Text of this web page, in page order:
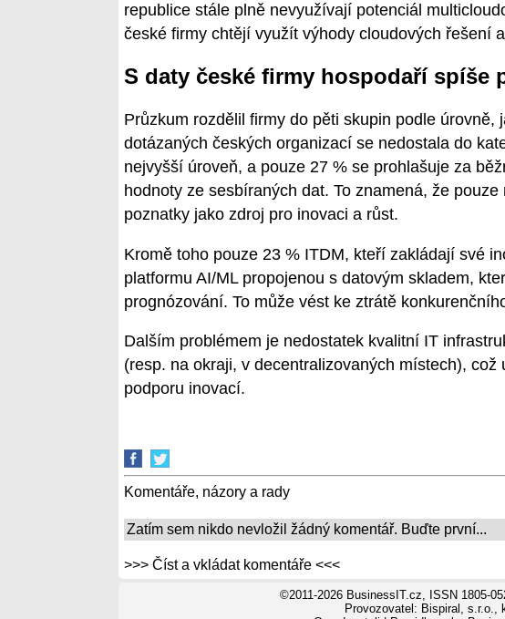
republice stále plně nevyužívají potenciál
české firmy chtějí využít výhody cloudových řešení
S daty české firmy hospodaří spíše
Průzkum rozdělil firmy do pěti skupin podle úrovně,
dotázaných českých organizací se nedostala do
nejvyšší úroveň, a pouze 27 % se prohlašuje za
hodnoty ze sesbíraných dat. To znamená, že
poznatky jako zdroj pro inovaci a růst.
Kromě toho pouze 23 % ITDM, kteří zakládají své
platformu AI/ML propojenou s datovým skladem,
prognózování. To může vést ke ztrátě
Dalším problémem je nedostatek kvalitní IT
(resp. na okraji, v decentralizovaných místech),
podporu inovací.
Komentáře, názory a rady
Zatím sem nikdo nevložil žádný komentář. Buďte první...
>>> Číst a vkládat komentáře <<<
©2011-2026 BusinessIT.cz, ISSN 1805-
Provozovatel: Bispiral, s.r.o.,